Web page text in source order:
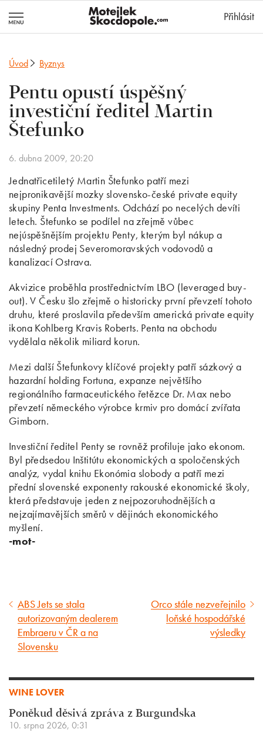
Přihlásit
Úvod Byznys
Pentu opustí úspěšný
investiční ředitel Martin
Štefunko
6. dubna 2009, 20:20
Jednatřicetiletý Martin Štefunko patří mezi
nejpronikavější mozky slovensko-české private equity
skupiny Penta Investments. Odchází po necelých devíti
letech. Štefunko se podílel na zřejmě vůbec
nejúspěšnějším projektu Penty, kterým byl nákup a
následný prodej Severomoravských vodovodů a
kanalizací Ostrava.
Akvizice proběhla prostřednictvím LBO (leveraged buy-
out). V Česku šlo zřejmě o historicky první převzetí tohoto
druhu, které proslavila především americká private equity
ikona Kohlberg Kravis Roberts. Penta na obchodu
vydělala několik miliard korun.
Mezi další Štefunkovy klíčové projekty patří sázkový a
hazardní holding Fortuna, expanze největšího
regionálního farmaceutického řetězce Dr. Max nebo
převzetí německého výrobce krmiv pro domácí zvířata
Gimborn.
Investiční ředitel Penty se rovněž profiluje jako ekonom.
Byl předsedou Inštitútu ekonomických a spoločenských
analýz, vydal knihu Ekonómia slobody a patří mezi
přední slovenské exponenty rakouské ekonomické školy,
která představuje jeden z nejpozoruhodnějších a
nejzajímavějších směrů v dějinách ekonomického
myšlení.
-mot-
Předcházející
článek
ABS Jets se stala
autorizovaným dealerem
Embraeru v ČR a na
Slovensku
Následující
článek
Orco stále nezveřejnilo
loňské hospodářské
výsledky
WINE LOVER
Poněkud děsivá zpráva z Burgundska
10. srpna 2026, 0:31